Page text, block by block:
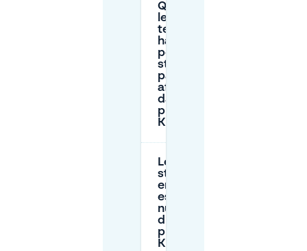
Quelles sont
les limites de
temps
habituelles
pour le
stationnement
payant avec
affichage
dans la rue
près du
Kunstberg ?
Le
stationnement
en zone bleue
est-il gratuit la
nuit ou le
dimanche
près du
Kunstberg ?